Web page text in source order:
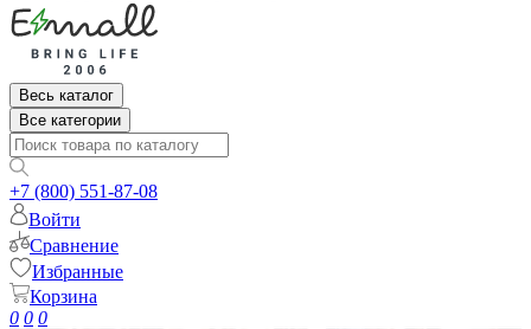
Весь каталог
Все категории
+7 (800) 551-87-08
Войти
Сравнение
Избранные
Корзина
0 0 0